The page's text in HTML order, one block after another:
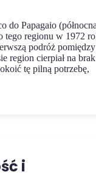
do Papagaio
tego regionu w 1972
podróż pomiędzy
region cierpiał na brak
tę pilną potrzebę,
i